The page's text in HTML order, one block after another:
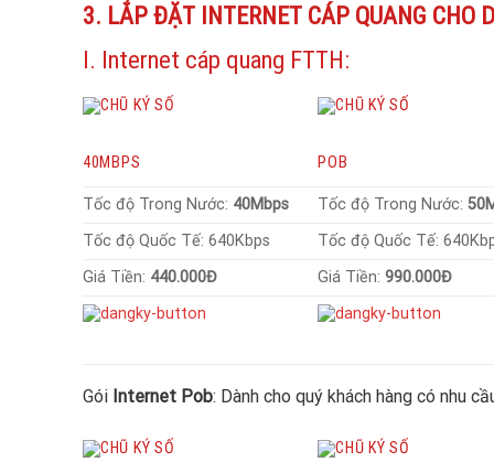
3. LẮP ĐẶT INTERNET CÁP QUANG CHO
I. Internet cáp quang FTTH:
40MBPS POB
Tốc độ Trong Nước: 40Mbps Tốc độ Trong Nước:
Tốc độ Quốc Tế: 640Kbps
Tốc độ Quốc Tế:
Giá Tiền: 440.000Đ Giá Tiền:990.000Đ
Gói Internet Pob: Dành cho quý khách hàng có nhu